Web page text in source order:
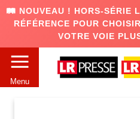
🛤️ NOUVEAU ! HORS-SÉRIE
RÉFÉRENCE POUR
VOTRE VOIE
Menu